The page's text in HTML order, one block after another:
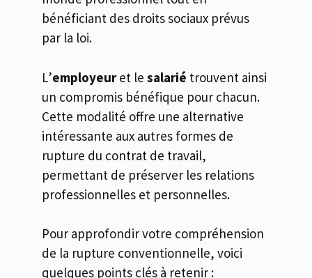
bénéficiant des droits sociaux prévus
par la loi.
L’employeuret le salarié trouvent ainsi
un compromis bénéfique pour chacun.
Cette modalité offre une alternative
intéressante aux autres formes de
rupture du contrat de travail,
permettant de préserver les relations
professionnelles et personnelles.
Pour approfondir votre compréhension
de la rupture conventionnelle, voici
quelques points clés à retenir :